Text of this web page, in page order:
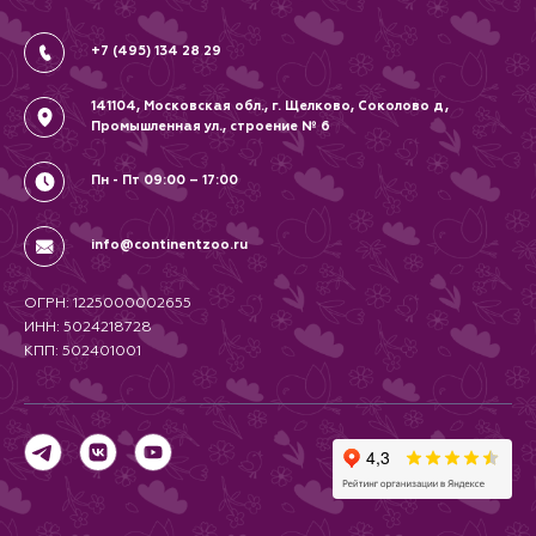
Соглашение
+7 (495) 134 28 29
141104, Московская обл., г. Щелково, Соколово д,
Промышленная ул., строение № 6
Пн - Пт 09:00 – 17:00
info@continentzoo.ru
ОГРН: 1225000002655
ИНН: 5024218728
КПП: 502401001